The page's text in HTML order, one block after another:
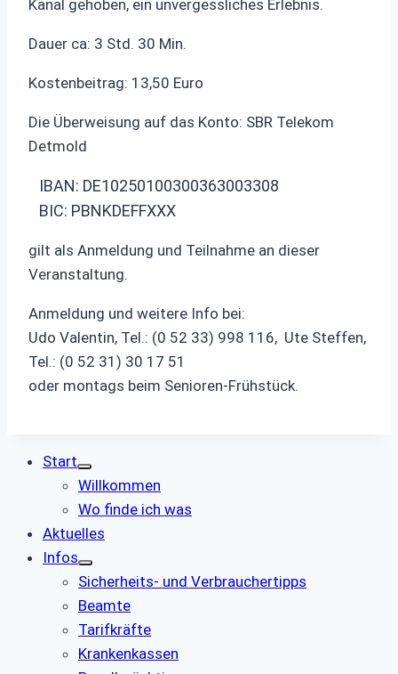
Kanal gehoben, ein unvergessliches Erlebnis.
Dauer ca: 3 Std. 30 Min.
Kostenbeitrag: 13,50 Euro
Die Überweisung auf das Konto: SBR Telekom
Detmold
IBAN: DE10250100300363003308
BIC: PBNKDEFFXXX
gilt als Anmeldung und Teilnahme an dieser
Veranstaltung.
Anmeldung und weitere Info bei:
Udo Valentin, Tel.: (0 52 33) 998 116, Ute Steffen,
Tel.: (0 52 31) 30 17 51
oder montags beim Senioren-Frühstück.
Start
Willkommen
Wo finde ich was
Aktuelles
Infos
Sicherheits- und Verbrauchertipps
Beamte
Tarifkräfte
Krankenkassen